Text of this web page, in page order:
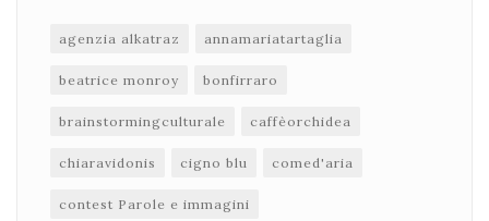
agenzia alkatraz annamariatartaglia
beatrice monroy bonfirraro
brainstormingculturale caffèorchidea
chiaravidonis cigno blu comed'aria
contest Parole e immagini